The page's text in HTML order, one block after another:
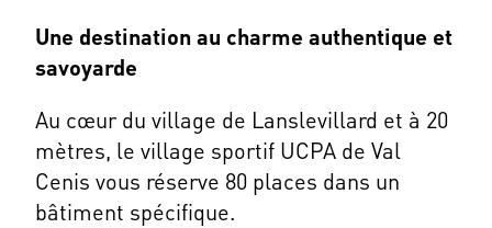
Une destination au charme authentique et
savoyarde
Au cœur du village de Lanslevillard et à 20
mètres, le village sportif UCPA de Val
Cenis vous réserve 80 places dans un
bâtiment spécifique.